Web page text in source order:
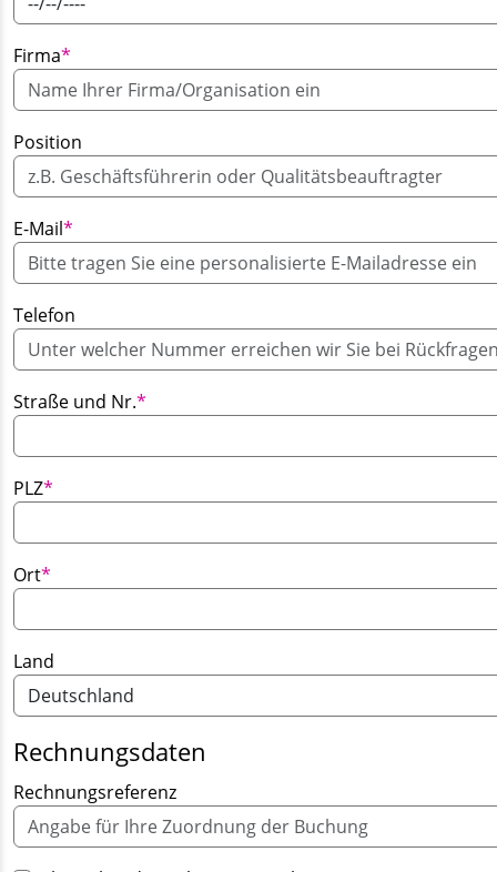
Pflichtfeld
Firma*
Position
Pflichtfeld
E-Mail*
Telefon
Pflichtfeld
Straße und Nr.*
Pflichtfeld
PLZ*
Pflichtfeld
Ort*
Land
Rechnungsdaten
Rechnungsreferenz